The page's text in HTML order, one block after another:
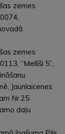
zemes
zemes
“Mellīši 5”,
Jaunlaicenes
Nr.25
daļu